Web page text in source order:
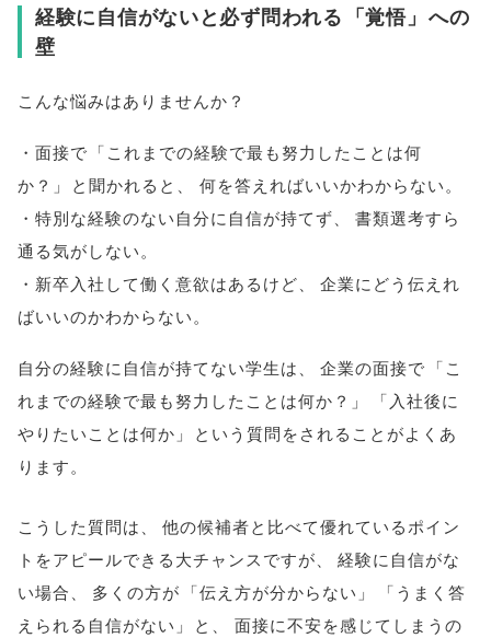
経験に自信がないと必ず問われる 「覚悟」 への
壁
こんな悩みはありませんか？
・面接で 「これまでの経験で最も努力したことは何
か？ 」 と聞かれると 、 何を答えればいいかわからない。
・特別な経験のない自分に自信が持てず、
書類選考すら
通る気がしない。
・新卒入社して働く意欲はあるけど、
企業にどう伝えれ
ばいいのかわからない。
自分の経験に自信が持てない学生は、 企業の面接で 「こ
れまでの経験で最も努力したことは何か？ 」 「入社後に
やりたいことは何か 」
という質問をされることがよくあ
ります。
こうした質問は
他の候補者と比べて優れているポイン
トをアピールできる大チャンスですが
経験に自信がな
い場合
多くの方が 「伝え方が分からない 」 「うまく答
えられる自信がない 」 と
面接に不安を感じてしまうの